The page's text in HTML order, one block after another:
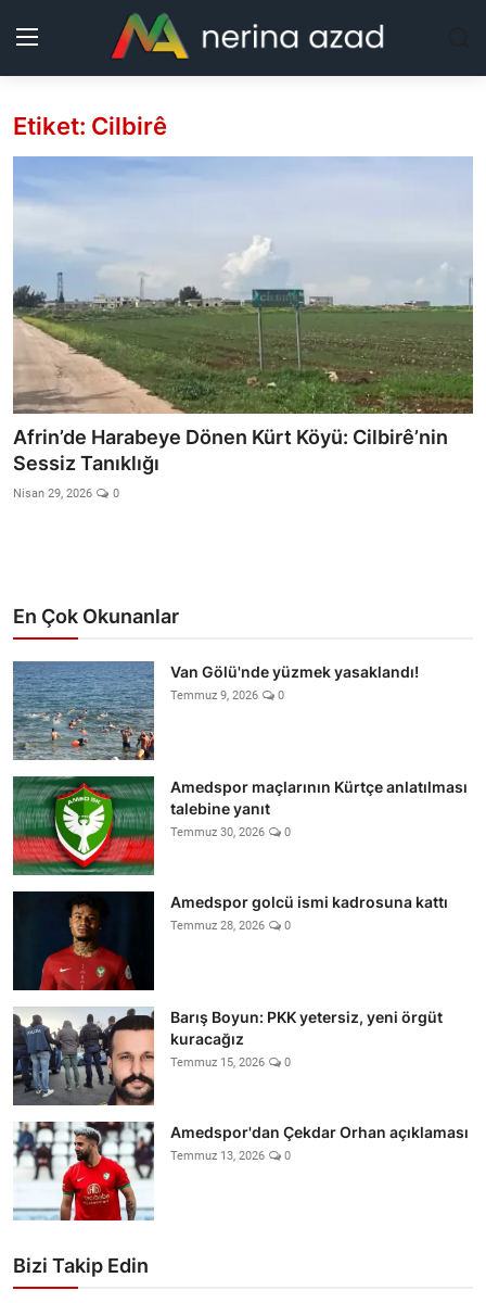
Kurdistan
Güncel
Analiz
Makaleler
Galeri
Video
Arşiv
İletişim
Türkçe Kurdi
Etiket: Cilbirê
Afrin’de Harabeye Dönen Kürt Köyü: Cilbirê’nin
Sessiz Tanıklığı
Nisan 29, 2026 0
En Çok Okunanlar
Van Gölü'nde yüzmek yasaklandı!
Temmuz 9, 2026 0
Amedspor maçlarının Kürtçe anlatılması
talebine yanıt
Temmuz 30, 2026 0
Amedspor golcü ismi kadrosuna kattı
Temmuz 28, 2026 0
Barış Boyun: PKK yetersiz, yeni örgüt
kuracağız
Temmuz 15, 2026 0
Amedspor'dan Çekdar Orhan açıklaması
Temmuz 13, 2026 0
Bizi Takip Edin